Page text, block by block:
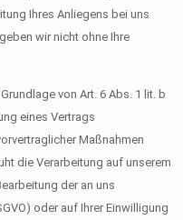
Ihres Anliegens bei uns
wir nicht ohne Ihre
von Art. 6 Abs. 1 lit. b
eines Vertrags
Maßnahmen
die Verarbeitung auf unserem
der an uns
oder auf Ihrer Einwilligung